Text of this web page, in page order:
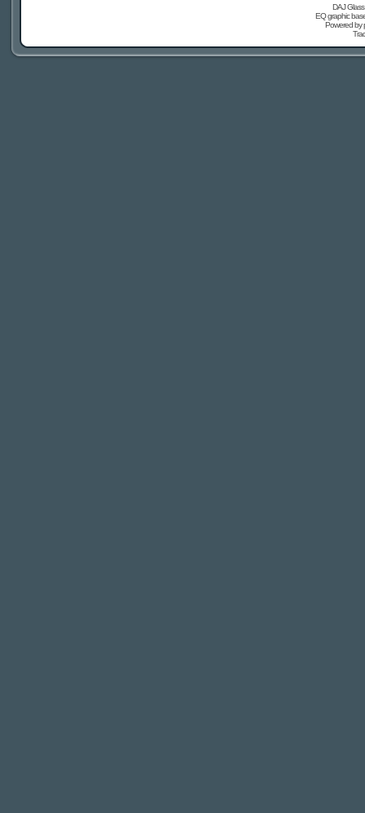
DAJ
EQ graphic
Powered by